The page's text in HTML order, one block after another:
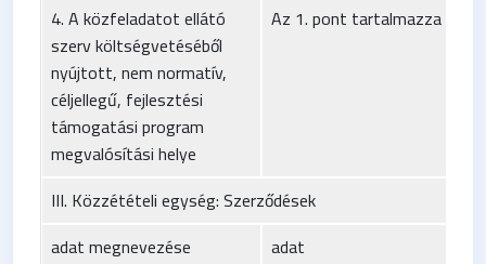
4. A közfeladatot ellátó
szerv költségvetéséből
nyújtott, nem normatív,
céljellegű, fejlesztési
támogatási program
megvalósítási helye
Az 1. pont tartalmazza
III. Közzétételi egység: Szerződések
adat megnevezése
adat